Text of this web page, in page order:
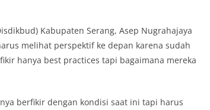
Kabupaten Serang, Asep Nugrahajaya
melihat perspektif ke depan karena sudah
hanya best practices tapi bagaimana mereka
berfikir dengan kondisi saat ini tapi harus